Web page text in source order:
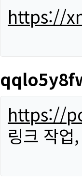
https://
https://
링크 작업